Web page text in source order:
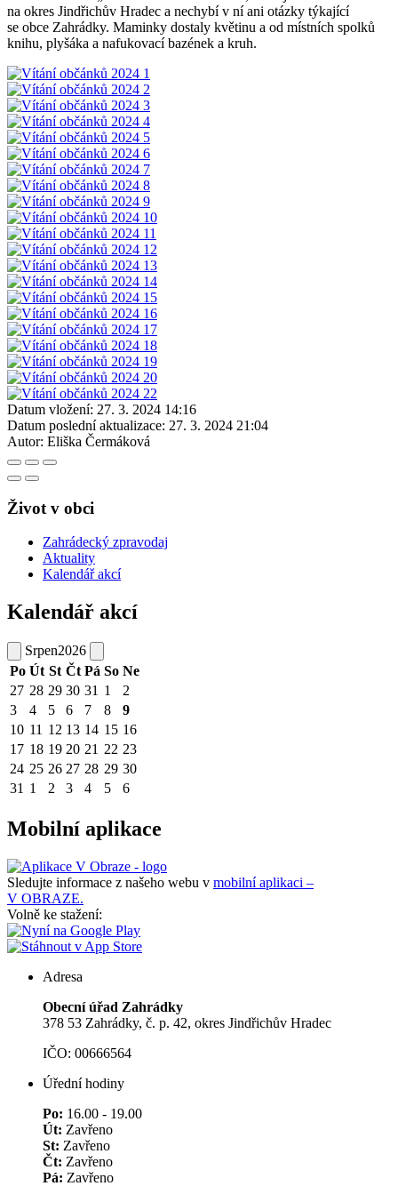
na okres Jindřichův Hradec a nechybí v ní ani otázky týkající
se obce Zahrádky. Maminky dostaly květinu a od místních spolků
knihu, plyšáka a nafukovací bazének a kruh.
Datum vložení: 27. 3. 2024 14:16
Datum poslední aktualizace: 27. 3. 2024 21:04
Autor: Eliška Čermáková
Život v obci
Zahrádecký zpravodaj
Aktuality
Kalendář akcí
Kalendář akcí
Srpen2026
Po Út St Čt Pá So Ne
27 28 29 30 31 1
2
3
4 5 6 7 8
9
10 11 12 13 14 15 16
17 18 19 20 21 22 23
24 25 26 27 28 29 30
31 1 2 3 4 5 6
Mobilní aplikace
Sledujte informace z našeho webu v mobilní aplikaci –
V OBRAZE.
Volně ke stažení:
Adresa
Obecní úřad Zahrádky
378 53 Zahrádky, č. p. 42, okres Jindřichův Hradec
IČO: 00666564
Úřední hodiny
Po: 16.00 - 19.00
Út: Zavřeno
St: Zavřeno
Čt: Zavřeno
Pá: Zavřeno